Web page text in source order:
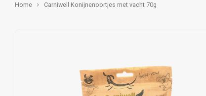
Home Carniwell Konijnenoortjes met vacht 70g